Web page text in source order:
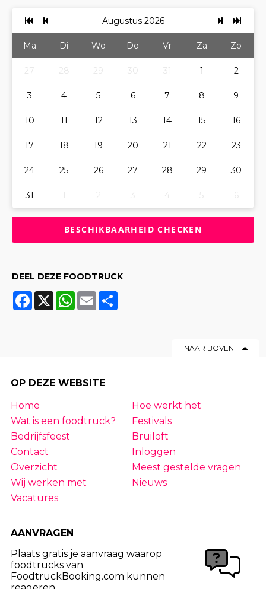
Augustus 2026
Ma Di Wo Do Vr Za Zo
1 2
3 4 5 6 7 8 9
10 11 12 13 14 15 16
17 18 19 20 21 22 23
24 25 26 27 28 29 30
31
DEEL DEZE FOODTRUCK
Facebook
X WhatsApp
Email
NAAR BOVEN
OP DEZE WEBSITE
Home
Hoe werkt het
Wat is een foodtruck?
Festivals
Bedrijfsfeest
Bruiloft
Contact
Inloggen
Overzicht
Meest gestelde vragen
Wij werken met
Nieuws
Vacatures
AANVRAGEN
Plaats gratis je aanvraag waarop
foodtrucks van
FoodtruckBooking.com kunnen